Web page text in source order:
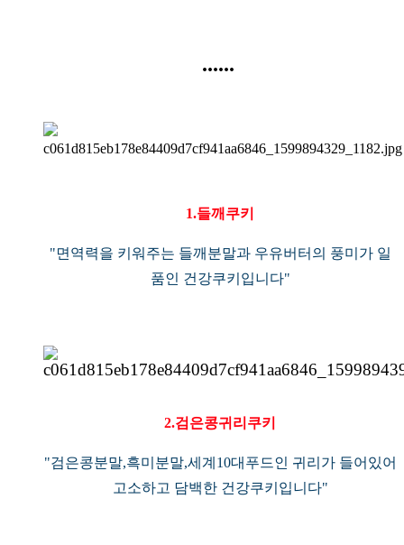
......
1.들깨쿠키
"면역력을 키워주는 들깨분말과 우유버터의 풍미가 일
품인 건강쿠키입니다"
2.검은콩귀리쿠키
"검은콩분말,흑미분말,세계10대푸드인 귀리가 들어있어
고소하고 담백한 건강쿠키입니다"